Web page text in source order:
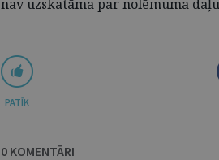
nav uzskatāma par nolēmuma
PATĪK
0 KOMENTĀRI